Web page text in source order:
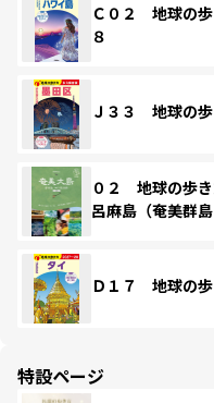
Ｃ０２ 地球の
８
Ｊ３３ 地球の
０２ 地球の歩
呂麻島（奄美群
Ｄ１７ 地球の
特設ページ